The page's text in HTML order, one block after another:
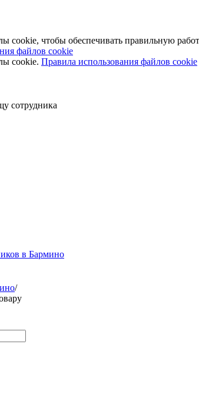
cookie, чтобы обеспечивать правильную
файлов cookie
cookie. Правила использования файлов cookie
сотрудника
в Бармино
/